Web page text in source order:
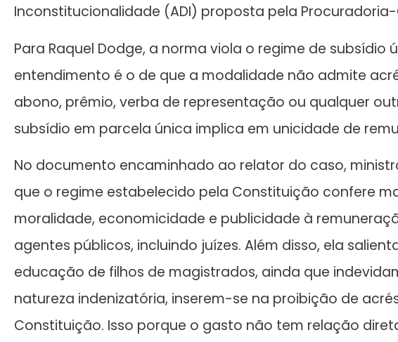
Inconstitucionalidade (ADI) proposta pela Procuradoria-
Para Raquel Dodge, a norma viola o regime de subsídio
entendimento é o de que a modalidade não admite
abono, prêmio, verba de representação ou qualquer
subsídio em parcela única implica em unicidade de
No documento encaminhado ao relator do caso,
que o regime estabelecido pela Constituição confere
moralidade, economicidade e publicidade à
agentes públicos, incluindo juízes. Além disso, ela
educação de filhos de magistrados, ainda que
natureza indenizatória, inserem-se na proibição de
Constituição. Isso porque o gasto não tem relação